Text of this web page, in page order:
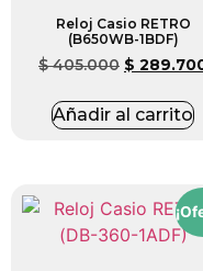
Reloj Casio RETRO
(B650WB-1BDF)
$405.000 $
Añadir al carrito